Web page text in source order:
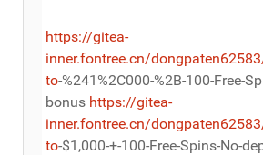
https://gitea-
inner.fontree.cn/
to-%241%2C000-%2B-100-Free-
bonus https://gitea-
inner.fontree.cn/
to-$1,000-+-100-Free-Spins-No-